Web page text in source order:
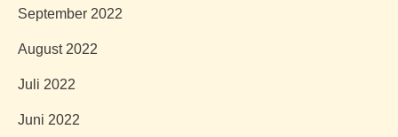
September 2022
August 2022
Juli 2022
Juni 2022